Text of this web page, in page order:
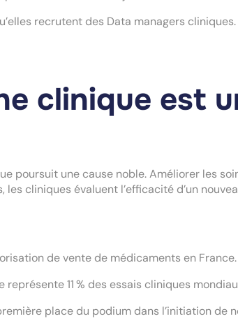
recrutent des Data managers
clinique est
poursuit une cause noble. Améliorer les
les cliniques évaluent l’efficacité d’un
de vente de médicaments en France.
11 % des essais cliniques
place du podium dans l’initiation de